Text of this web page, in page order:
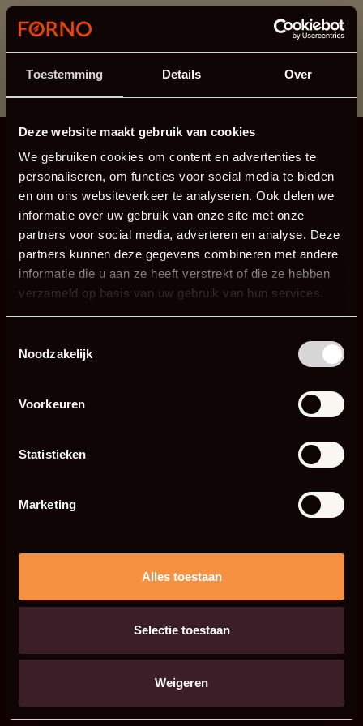
Toestemming Details Over
Deze website maakt gebruik van cookies
We gebruiken cookies om content en advertenties te
personaliseren, om functies voor social media te bieden
en om ons websiteverkeer te analyseren. Ook delen we
informatie over uw gebruik van onze site met onze
partners voor social media, adverteren en analyse. Deze
partners kunnen deze gegevens combineren met andere
informatie die u aan ze heeft verstrekt of die ze hebben
verzameld op basis van uw gebruik van hun services.
Noodzakelijk
Voorkeuren
Statistieken
Marketing
Alles toestaan
Selectie toestaan
Weigeren
Ten dział jest obecnie w konserwacji. Jeśli brakuje Ci
informacji.
możesz zadzwonić pod numer +31 413 351 272 lub